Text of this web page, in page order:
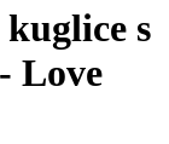
s
Love